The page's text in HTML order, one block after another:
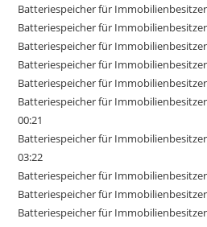
Batteriespeicher für
Batteriespeicher für
Batteriespeicher für
Batteriespeicher für
Batteriespeicher für
Batteriespeicher für
00:21
Batteriespeicher für
03:22
Batteriespeicher für
Batteriespeicher für
Batteriespeicher für